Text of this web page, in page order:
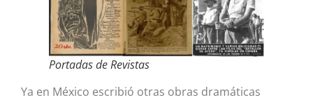
Portadas de Revistas
Ya en México escribió otras obras dramáticas